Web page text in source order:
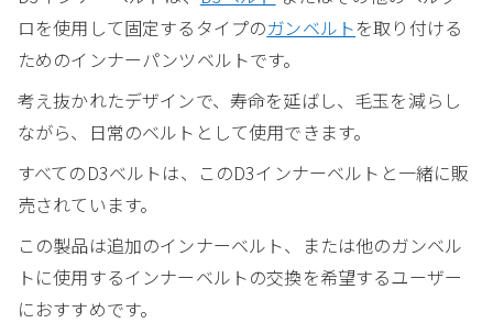
ロを使用して固定するタイプのガンベルトを取り付ける
ためのインナーパンツベルトです。
考え抜かれたデザインで、寿命を延ばし、毛玉を減らし
ながら、日常のベルトとして使用できます。
すべてのD3ベルトは、このD3インナーベルトと一緒に販
売されています。
この製品は追加のインナーベルト、または他のガンベル
トに使用するインナーベルトの交換を希望するユーザー
におすすめです。